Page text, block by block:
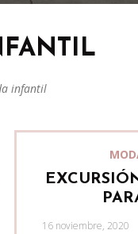
infantil
Posted
16 noviembre, 2020